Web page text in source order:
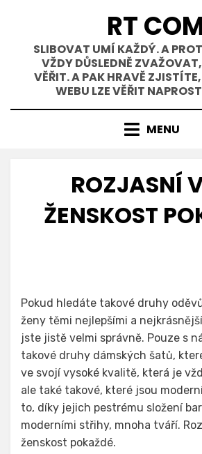
obsahu
RT
SLIBOVAT UMÍ KAŽDÝ. A
VŽDY DŮSLEDNĚ
VĚŘIT. A PAK HRAVĚ
WEBU LZE VĚŘIT
MENU
ROZJASNÍ
ŽENSKOST
Pokud hledáte takové druhy
ženy těmi nejlepšími a
jste jistě velmi správně. Pouze s
takové druhy dámských šatů,
ve svojí vysoké kvalitě, která je
ale také takové, které jsou
to, díky jejich pestrému složení
moderními střihy, mnoha tváří.
ženskost pokaždé.